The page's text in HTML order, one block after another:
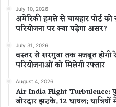
July 10, 2026
अमेरिकी हमले से चाबहार पोर्ट
परियोजना पर क्या पड़ेगा असर?
July 31, 2026
बस्तर से सरगुजा तक मजबूत होगी
परियोजनाओं को मिलेगी रफ्तार
August 4, 2026
Air India Flight Turbulence:
जोरदार झटके, 12 घायल;